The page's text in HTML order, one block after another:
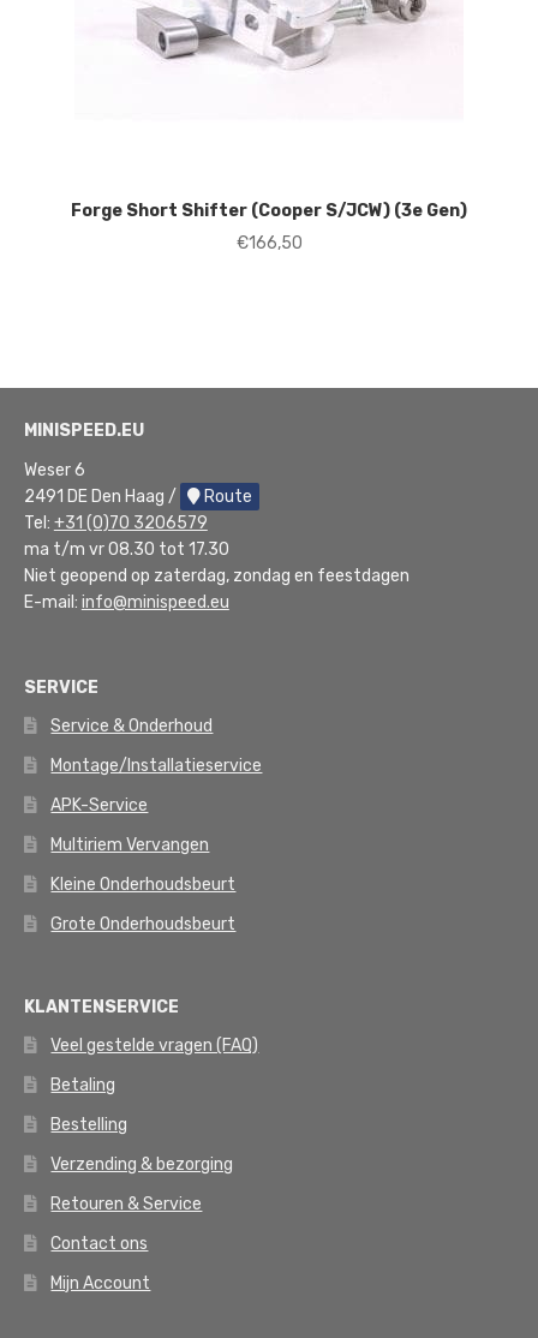
Forge Short Shifter (Cooper S/JCW) (3e Gen)
€166,50
MINISPEED.EU
Weser 6
2491 DE Den Haag /
Route
Tel: +31 (0)70 3206579
ma t/m vr 08.30 tot 17.30
Niet geopend op zaterdag, zondag en feestdagen
E-mail: info@minispeed.eu
SERVICE
Service & Onderhoud
Montage/Installatieservice
APK-Service
Multiriem Vervangen
Kleine Onderhoudsbeurt
Grote Onderhoudsbeurt
KLANTENSERVICE
Veel gestelde vragen (FAQ)
Betaling
Bestelling
Verzending & bezorging
Retouren & Service
Contact ons
Mijn Account